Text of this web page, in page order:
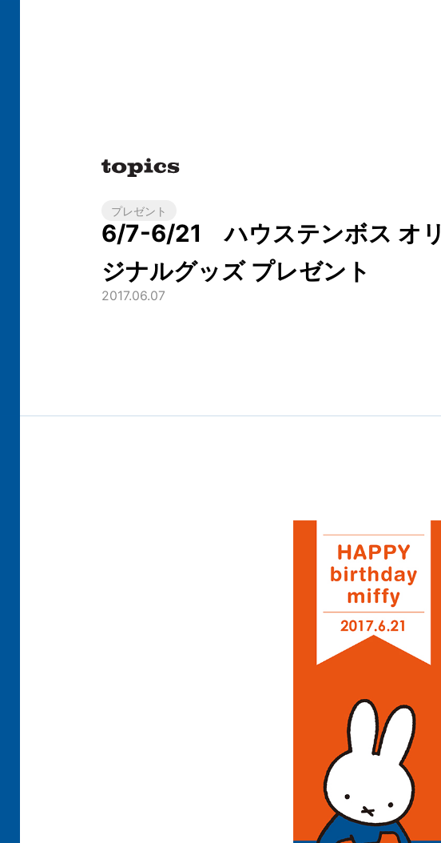
プレゼント
6/7-6/21 ハウステンボス オリ
ジナルグッズ プレゼント
2017.06.07